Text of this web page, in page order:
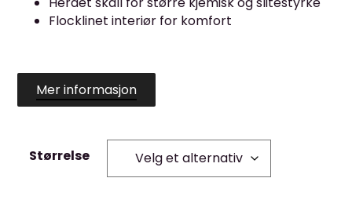
Flocklinet interiør for komfort
Mer informasjon
Størrelse